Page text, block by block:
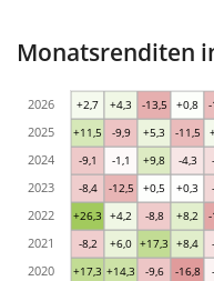
Monatsrenditen
+17,3 +14,3 -9,6 -16,8
-8,2 +6,0 +17,3 +8,4
+26,3 +4,2 -8,8 +8,2 -
-8,4 -12,5 +0,5 +0,3
-9,1 -1,1 +9,8 -4,3
+11,5 -9,9 +5,3 -11,5
+2,7 +4,3 -13,5 +0,8
2020
2021
2022
2023
2024
2025
2026